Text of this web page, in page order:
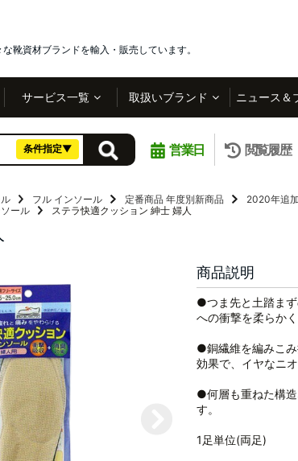
靴資材ブランドを輸入・販売しています。
サービス一覧 取扱いブランド ニュース＆
条件指定▼ 営業日 閲覧履歴
フル インソール 定番商品 年度別新商品
2020年追
ール ステラ快適クッション 紳士 婦人
商品説明
●つま先と土踏ま
への衝撃を柔らか
●銅繊維を編みこ
効果で、イヤなニ
●何層も重ねた構
す。
1足単位(両足)